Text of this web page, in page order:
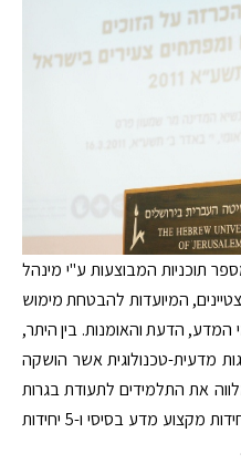
תוכניות המבוצעות ע"י מינהל
המיועדות להבטחת מימוש
הדעת והאומנות. בין היתר,
מדעית-טכנולוגית אשר הושקה
את התלמידים לתעודת בגרות
איכותית, עם 5 יחידות מתמטיקה, 5 יחידות מקצוע מדע בסיסי ו-5 יחידות